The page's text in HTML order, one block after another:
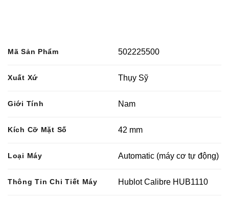
Mã Sản Phẩm 502225500
Xuất Xứ Thụy Sỹ
Giới Tính Nam
Kích Cỡ Mặt Số 42 mm
Loại Máy Automatic (máy cơ tự động)
Thông Tin Chi Tiết Máy Hublot Calibre HUB1110